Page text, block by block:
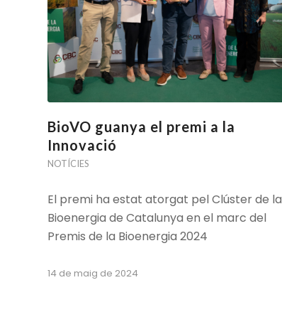
BioVO guanya el premi a la
Innovació
NOTÍCIES
El premi ha estat atorgat pel Clúster de la
Bioenergia de Catalunya en el marc del
Premis de la Bioenergia 2024
14 de maig de 2024